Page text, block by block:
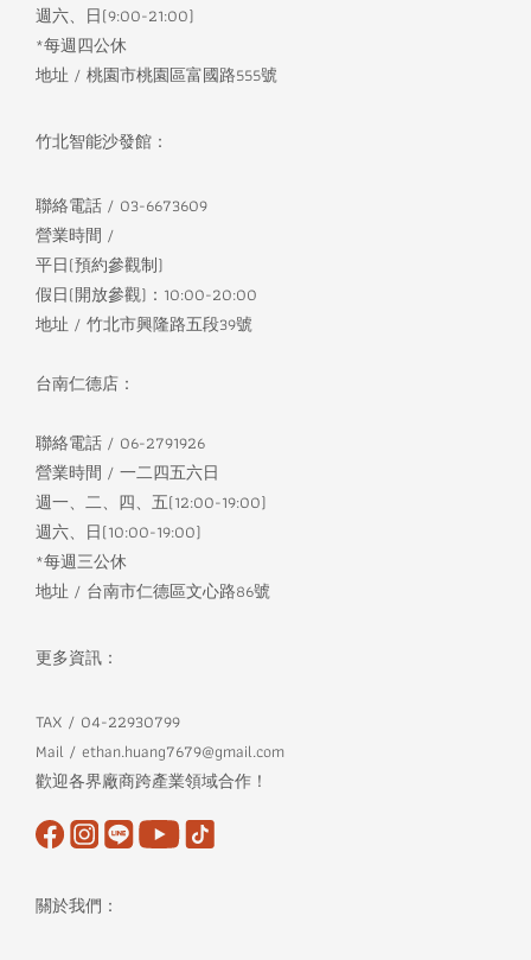
週六、日(9:00-21:00)
*每週四公休
地址 / 桃園市桃園區富國路555號
竹北智能沙發館：
聯絡電話 / 03-6673609
營業時間 /
平日(預約參觀制)
假日(開放參觀)：10:00-20:00
地址 / 竹北市興隆路五段39號
台南仁德店：
聯絡電話 / 06-2791926
營業時間 / 一二四五六日
週一、二、四、五(12:00-19:00)
週六、日(10:00-19:00)
*每週三公休
地址 / 台南市仁德區文心路86號
更多資訊：
TAX / 04-22930799
Mail / ethan.huang7679@gmail.com
歡迎各界廠商跨產業領域合作！
關於我們：